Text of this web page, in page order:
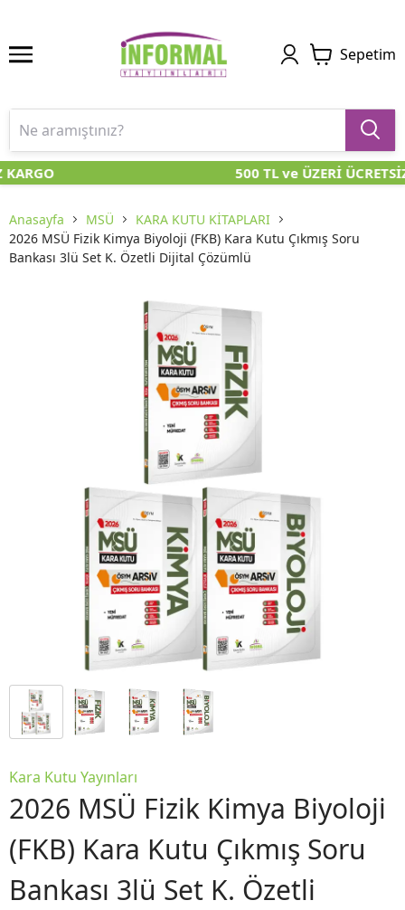
Sepetim
500 TL ve ÜZERİ
Anasayfa MSÜ
KARA KUTU KİTAPLARI
2026 MSÜ Fizik Kimya Biyoloji (FKB) Kara Kutu Çıkmış Soru
Bankası 3lü Set K. Özetli Dijital Çözümlü
Kara Kutu Yayınları
2026 MSÜ Fizik Kimya Biyoloji
(FKB) Kara Kutu Çıkmış Soru
Bankası 3lü Set K. Özetli